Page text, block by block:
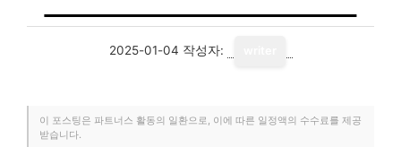
2025-01-04 작성자:
이 포스팅은 파트너스 활동의 일환으로, 이에 따른 일정액의 수수료를 제공
받습니다.